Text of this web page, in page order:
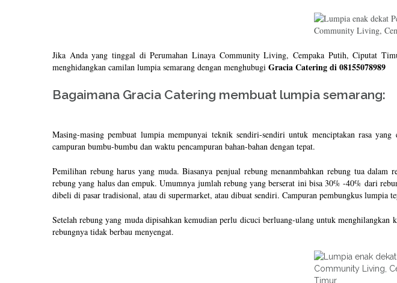
Jika Anda yang tinggal di Perumahan Linaya Community Living, Cempaka Putih, Ciputat
menghidangkan camilan lumpia semarang dengan menghubugi Gracia Catering di 08155078989
Bagaimana Gracia Catering membuat lumpia semarang:
Masing-masing pembuat lumpia mempunyai teknik sendiri-sendiri untuk menciptakan rasa
campuran bumbu-bumbu dan waktu pencampuran bahan-bahan dengan tepat.
Pemilihan rebung harus yang muda. Biasanya penjual rebung menanmbahkan rebung tua
rebung yang halus dan empuk. Umumnya jumlah rebung yang berserat ini bisa 30% -40% dari
dibeli di pasar tradisional, atau di supermarket, atau dibuat sendiri. Campuran pembungkus lumpia
Setelah rebung yang muda dipisahkan kemudian perlu dicuci berluang-ulang untuk
rebungnya tidak berbau menyengat.